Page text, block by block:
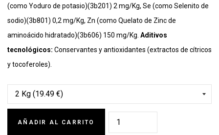
(como Yoduro de potasio)(3b201) 2 mg/Kg, Se (como Selenito de
sodio)(3b801) 0,2 mg/Kg, Zn (como Quelato de Zinc de
aminoácido hidratado)(3b606) 150 mg/Kg. Aditivos
tecnológicos: Conservantes y antioxidantes (extractos de cítricos
y tocoferoles).
AÑADIR AL CARRITO